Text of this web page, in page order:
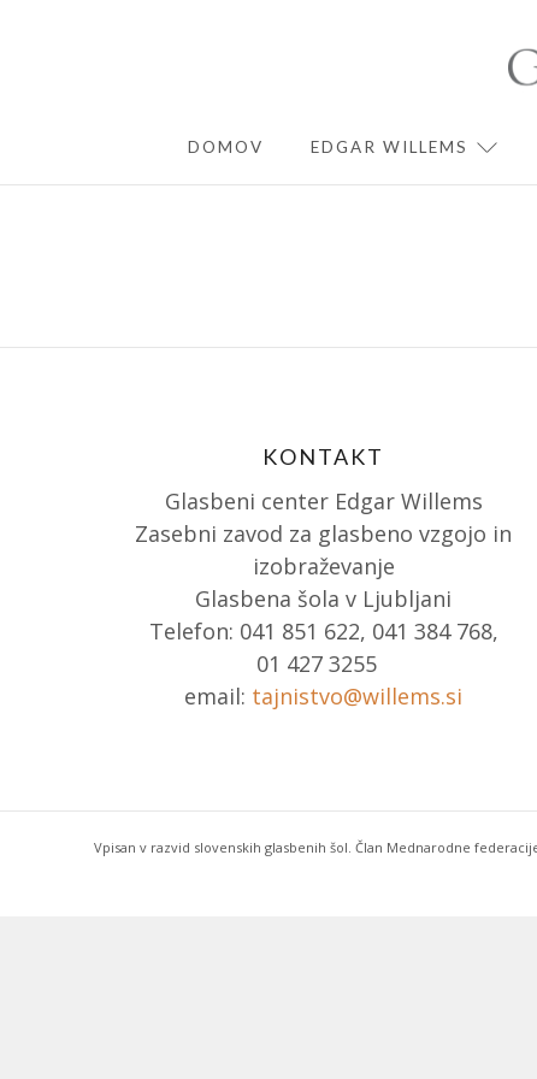
DOMOV EDGAR WILLEMS
KONTAKT
Glasbeni center Edgar Willems
Zasebni zavod za glasbeno vzgojo in
izobraževanje
Glasbena šola v Ljubljani
Telefon: 041 851 622, 041 384 768,
01 427 3255
email: tajnistvo@willems.si
Vpisan v razvid slovenskih glasbenih šol. Član Mednarodne